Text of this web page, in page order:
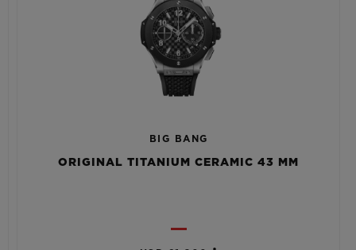
BIG BANG
ORIGINAL TITANIUM CERAMIC 43 MM